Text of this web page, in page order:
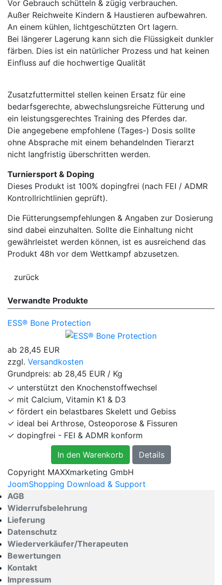
Vor Gebrauch schütteln & zügig verbrauchen.
Außer Reichweite Kindern & Haustieren aufbewahren.
An einem kühlen, lichtgeschützten Ort lagern.
Bei längerer Lagerung kann sich die Flüssigkeit dunkler
färben. Dies ist ein natürlicher Prozess und hat keinen
Einfluss auf die hochwertige Qualität
Zusatzfuttermittel stellen keinen Ersatz für eine
bedarfsgerechte, abwechslungsreiche Fütterung und
ein leistungsgerechtes Training des Pferdes dar.
Die angegebene empfohlene (Tages-) Dosis sollte
ohne Absprache mit einem behandelnden Tierarzt
nicht langfristig überschritten werden.
Turniersport & Doping
Dieses Produkt ist 100% dopingfrei (nach FEI / ADMR
Kontrollrichtlinien geprüft).
Die Fütterungsempfehlungen & Angaben zur Dosierung
sind dabei einzuhalten. Sollte die Einhaltung nicht
gewährleistet werden können, ist es ausreichend das
Produkt 48h vor dem Wettkampf abzusetzen.
Verwandte Produkte
ESS® Bone Protection
ab 28,45 EUR
zzgl. Versandkosten
Grundpreis: ab 28,45 EUR / Kg
✓ unterstützt den Knochenstoffwechsel
✓ mit Calcium, Vitamin K1 & D3
✓ fördert ein belastbares Skelett und Gebiss
✓ ideal bei Arthrose, Osteoporose & Fissuren
✓ dopingfrei - FEI & ADMR konform
In den Warenkorb
Details
Copyright MAXXmarketing GmbH
JoomShopping Download & Support
AGB
Widerrufsbelehrung
Lieferung
Datenschutz
Wiederverkäufer/Therapeuten
Bewertungen
Kontakt
Impressum